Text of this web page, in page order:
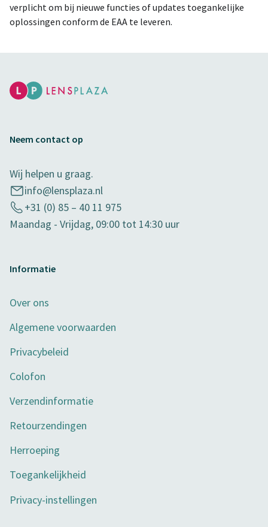
verplicht om bij nieuwe functies of updates toegankelijke
oplossingen conform de EAA te leveren.
Neem contact op
Wij helpen u graag.
info@lensplaza.nl
+31 (0) 85 – 40 11 975
Maandag - Vrijdag, 09:00 tot 14:30 uur
Informatie
Over ons
Algemene voorwaarden
Privacybeleid
Colofon
Verzendinformatie
Retourzendingen
Herroeping
Toegankelijkheid
Privacy-instellingen